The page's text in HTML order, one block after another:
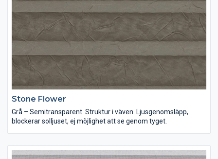
Stone Flower
Grå – Semitransparent. Struktur i väven. Ljusgenomsläpp,
blockerar solljuset, ej möjlighet att se genom tyget.